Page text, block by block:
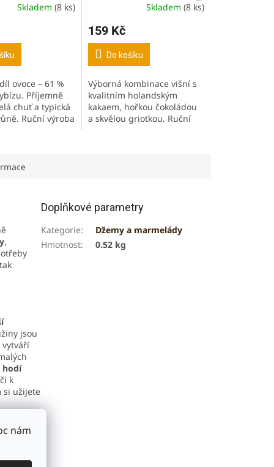
nám
Skladem(8 ks)
ovoce – 61 %
Příjemně
chuť a typická
Ruční výroba
Skladem (8 ks)
159 Kč
Do košíku
Výborná kombinace višní s
kvalitním holandským
kakaem, hořkou čokoládou
a skvělou griotkou. Ruční
,
jsou
hodí
k
si užijete
Doplňkové parametry
Kategorie:
Džemy a marmelády
Hmotnost: 0.52 kg